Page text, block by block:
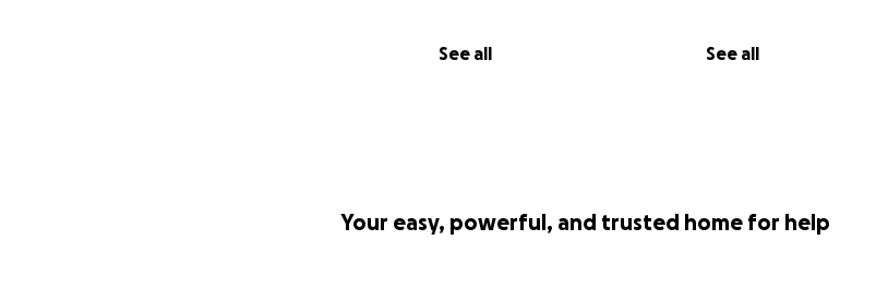
See all See all
Your easy, powerful, and trusted home for help